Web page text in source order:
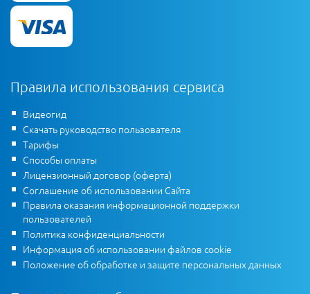
Правила использования сервиса
Видеогид
Скачать руководство пользователя
Тарифы
Способы оплаты
Лицензионный договор (оферта)
Соглашение об использовании Сайта
Правила оказания информационной поддержки
пользователей
Политика конфиденциальности
Информация об использовании файлов cookie
Положение об обработке и защите персональных данных